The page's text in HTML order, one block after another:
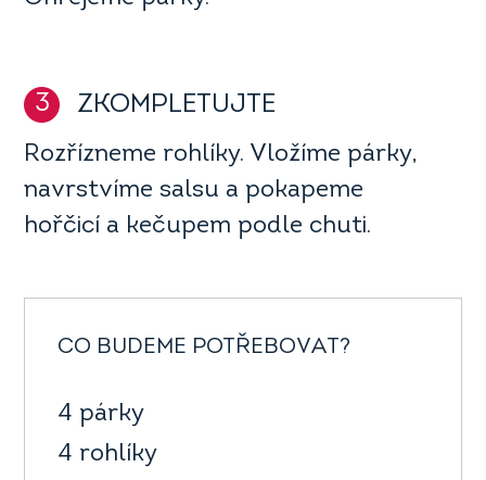
3 ZKOMPLETUJTE
Rozřízneme rohlíky. Vložíme párky,
navrstvíme salsu a pokapeme
hořčicí a kečupem podle chuti.
CO BUDEME POTŘEBOVAT?
4 párky
4 rohlíky